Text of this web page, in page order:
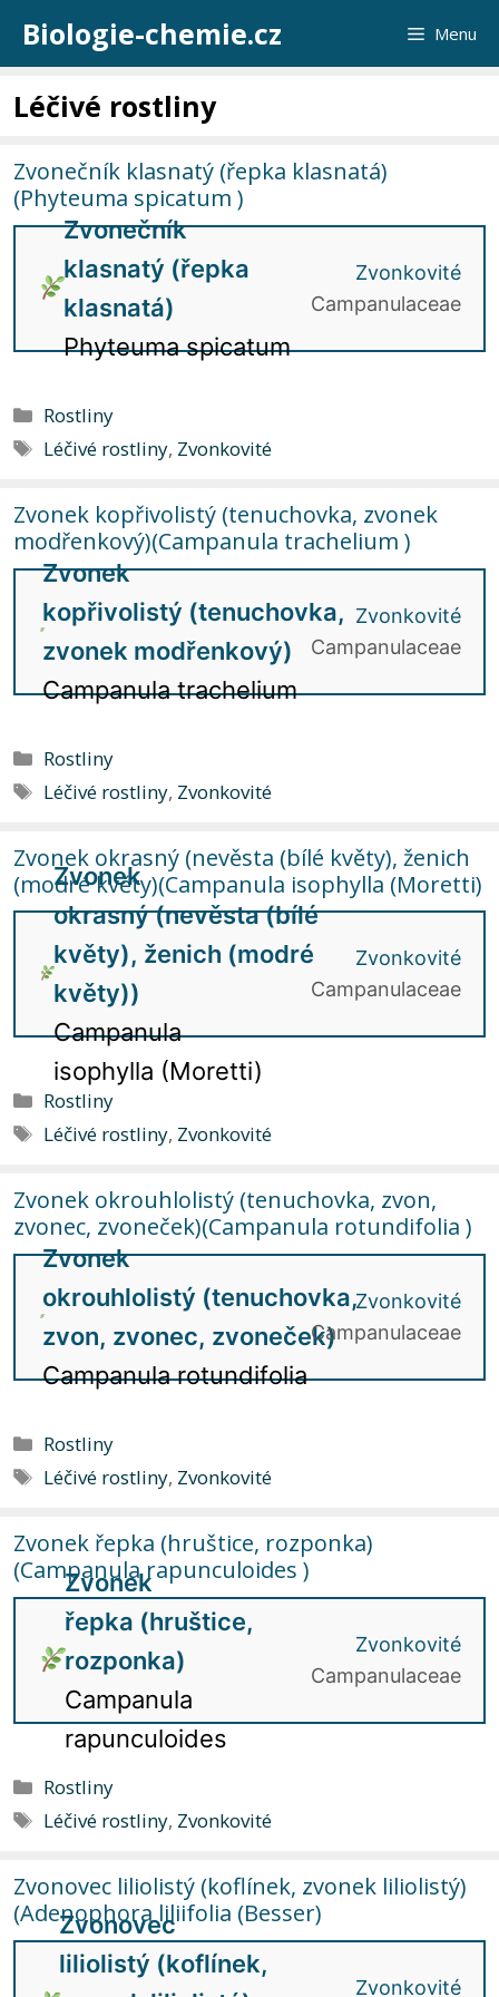
obsah
Biologie-chemie.cz Menu
Léčivé rostliny
Zvonečník klasnatý (řepka klasnatá)
(Phyteuma spicatum )
Zvonečník
klasnatý (řepka
klasnatá)
Phyteuma spicatum
Zvonkovité
Campanulaceae
Rubriky
Rostliny
Štítky
Léčivé rostliny, Zvonkovité
Zvonek kopřivolistý (tenuchovka, zvonek
modřenkový)(Campanula trachelium )
Zvonek
kopřivolistý (tenuchovka,
zvonek modřenkový)
Campanula trachelium
Zvonkovité
Campanulaceae
Rubriky
Rostliny
Štítky
Léčivé rostliny, Zvonkovité
Zvonek okrasný (nevěsta (bílé květy), ženich
(modré květy)(Campanula isophylla (Moretti)
Zvonek
okrasný (nevěsta (bílé
květy), ženich (modré
květy))
Campanula
isophylla (Moretti)
Zvonkovité
Campanulaceae
Rubriky
Rostliny
Štítky
Léčivé rostliny, Zvonkovité
Zvonek okrouhlolistý (tenuchovka, zvon,
zvonec, zvoneček)(Campanula rotundifolia )
Zvonek
okrouhlolistý (tenuchovka,
zvon, zvonec, zvoneček)
Campanula rotundifolia
Zvonkovité
Campanulaceae
Rubriky
Rostliny
Štítky
Léčivé rostliny, Zvonkovité
Zvonek řepka (hruštice, rozponka)
(Campanula rapunculoides )
Zvonek
řepka (hruštice,
rozponka)
Campanula
rapunculoides
Zvonkovité
Campanulaceae
Rubriky
Rostliny
Štítky
Léčivé rostliny, Zvonkovité
Zvonovec liliolistý (koflínek, zvonek liliolistý)
(Adenophora liliifolia (Besser)
Zvonovec
liliolistý (koflínek,
Zvonkovité